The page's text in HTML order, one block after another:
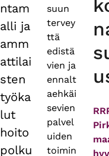
ntam
alli ja
amm
attilai
sten
työka
lut
hoito
polku
suun
tervey
ttä
edistä
vien ja
ennalt
aehkäi
sevien
palvel
uiden
toimin